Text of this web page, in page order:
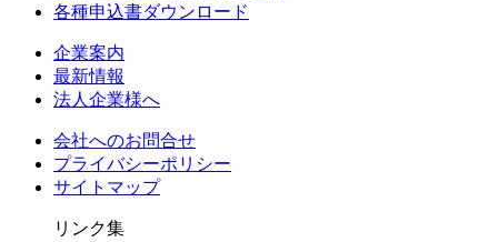
各種申込書ダウンロード
企業案内
最新情報
法人企業様へ
会社へのお問合せ
プライバシーポリシー
サイトマップ
リンク集